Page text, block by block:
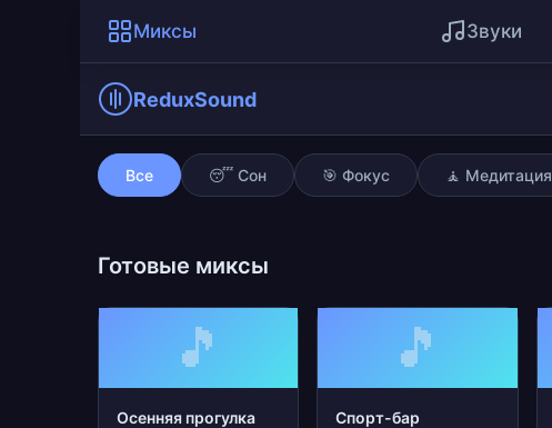
ReduxSound
Сессия редактирования
Все 😴 Сон 🎯 Фокус 🧘 Медитация
Готовые миксы
🎵
Осенняя прогулка
🎵
Спорт-бар
Миксы Звуки